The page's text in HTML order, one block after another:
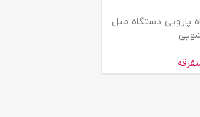
پارویی دستگاه مبل